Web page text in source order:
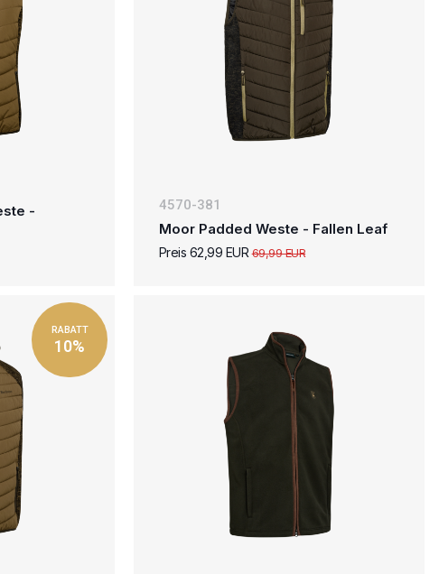
-
4570-381
Moor Padded Weste - Fallen Leaf
Preis 62,99 EUR69,99 EUR
RABATT
10%